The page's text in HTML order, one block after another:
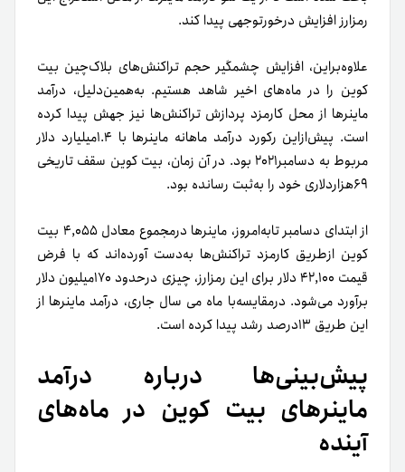
رمزارز افزایش درخورتوجهی پیدا کند.
علاوه‌براین، افزایش چشمگیر حجم تراکنش‌های بلاک‌چین بیت
کوین را در ماه‌های اخیر شاهد هستیم. به‌همین‌دلیل، درآمد
ماینرها از محل کارمزد پردازش تراکنش‌ها نیز جهش پیدا کرده
است. پیش‌از‌این رکورد درآمد ماهانه ماینرها با ۱.۴میلیارد دلار
مربوط به دسامبر۲۰۲۱ بود. در آن زمان، بیت کوین سقف تاریخی
۶۹هزاردلاری خود را به‌ثبت رسانده بود.
از ابتدای دسامبر تا‌به‌امروز، ماینرها درمجموع معادل ۴,۰۵۵ بیت
کوین از‌طریق کارمزد تراکنش‌ها به‌دست آورده‌اند که با فرض
قیمت ۴۲,۱۰۰ دلار برای این رمزارز، چیزی در‌حدود ۱۷۰میلیون دلار
برآورد می‌شود. در‌مقایسه‌با ماه می سال جاری، درآمد ماینرها از
این طریق ۱۳درصد رشد پیدا کرده است.
پیش‌بینی‌ها درباره درآمد
ماینرهای بیت کوین در ماه‌های
آینده